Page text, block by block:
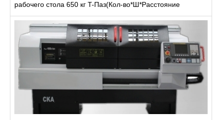
рабочего стола 650 кг T-Паз(Кол-во*Ш*Расстояние
пазов) 5-18*80 мм Диапазон обработки
Перемещение X 800